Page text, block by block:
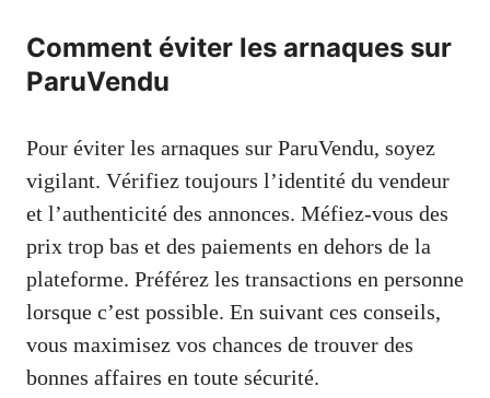
Comment éviter les arnaques sur
ParuVendu
Pour éviter les arnaques sur ParuVendu, soyez
vigilant. Vérifiez toujours l’identité du vendeur
et l’authenticité des annonces. Méfiez-vous des
prix trop bas et des paiements en dehors de la
plateforme. Préférez les transactions en personne
lorsque c’est possible. En suivant ces conseils,
vous maximisez vos chances de trouver des
bonnes affaires en toute sécurité.